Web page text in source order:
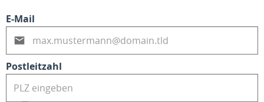
E-Mail
Postleitzahl